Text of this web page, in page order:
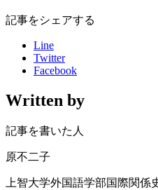
記事をシェアする
Line
Twitter
Facebook
Written by
記事を書いた人
原不二子
上智大学外国語学部国際関